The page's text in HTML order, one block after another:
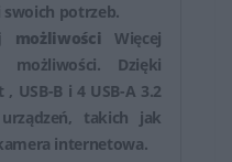
potrzeb.
możliwości Więcej
Dzięki
USB-B i 4 USB-A 3.2
takich jak
internetowa.